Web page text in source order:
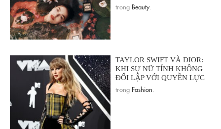
trong Beauty.
TAYLOR SWIFT VÀ DIOR:
KHI SỰ NỮ TÍNH KHÔNG
ĐỐI LẬP VỚI QUYỀN LỰC
trong Fashion